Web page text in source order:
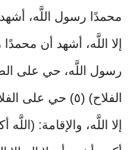
محمدًا رسول اللَّه، أشهد
إلا اللَّه، أشهد أن
رسول اللَّه، حي على